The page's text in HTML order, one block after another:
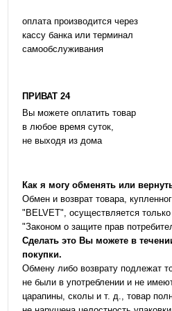
оплата производится через
кассу банка или терминал
самообслуживания
ПРИВАТ 24
Вы можете оплатить товар
в любое время суток,
не выходя из дома
Как я могу обменять или
Обмен и возврат товара,
"BELVET", осуществляется только
"Законом о защите прав
Сделать это Вы можете в
покупки.
Обмену либо возврату подлежат
не были в употреблении и не
царапины, сколы и т. д., товар